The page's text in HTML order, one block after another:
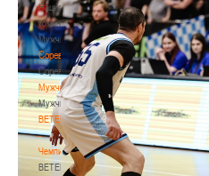
Национальная
команда.
Мужчины
Соревнования
Соревнования
Мужчины
Мужчины
BETERA
-
Чемпионат
BETERA